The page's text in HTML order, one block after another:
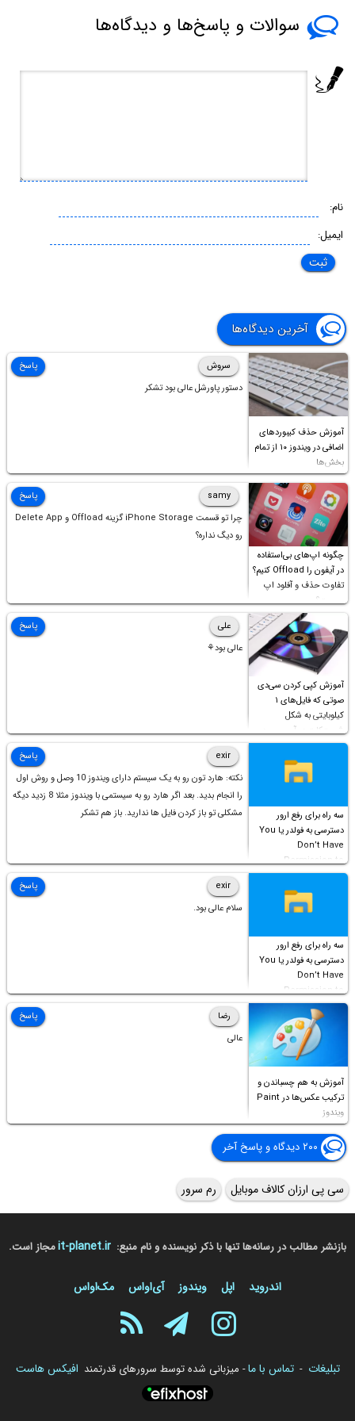
سوالات و پاسخ‌ها و دیدگاه‌ها
نام:
ایمیل:
آخرین دیدگاه‌ها
آموزش حذف کیبوردهای
اضافی در ویندوز ۱۰ از تمام
بخش‌ها
سروش
دستور پاورشل عالی بود تشکر
پاسخ
چگونه اپ‌های بی‌استفاده
در آیفون را Offload کنیم؟
تفاوت حذف و آفلود اپ
چیست؟
samy
چرا تو قسمت iPhone Storage گزینه Offload و Delete App
رو دیگ نداره؟
پاسخ
آموزش کپی کردن سی‌دی
صوتی که فایل‌های ۱
کیلوبایتی به شکل
شورت‌کات در آن موجود
است!
علی
عالی بود⚘
پاسخ
سه راه برای رفع ارور
دسترسی به فولدر یا You
Don’t Have
Permission to
Access this folder
exir
نکته: هارد تون رو به یک سیستم دارای ویندوز 10 وصل و روش اول
را انجام بدید. بعد اگر هارد رو به سیستمی با ویندوز مثلا 8 زدید دیگه
مشکلی تو باز کردن فایل ها ندارید. باز هم تشکر
پاسخ
سه راه برای رفع ارور
دسترسی به فولدر یا You
Don’t Have
Permission to
Access this folder
exir
سلام عالی بود.
پاسخ
آموزش به هم چسباندن و
ترکیب عکس‌ها در Paint
ویندوز
رضا
عالی
پاسخ
۲۰۰ دیدگاه و پاسخ آخر
سی پی ارزان کالاف موبایل رم سرور
بازنشر مطالب در رسانه‌ها تنها با ذکر نویسنده و نام منبع: it-planet.irمجاز است.
اندروید اپل ویندوز آی‌او‌اس مک‌او‌اس
تبلیغات - تماس با ما- میزبانی شده توسط سرورهای قدرتمند افیکس هاست